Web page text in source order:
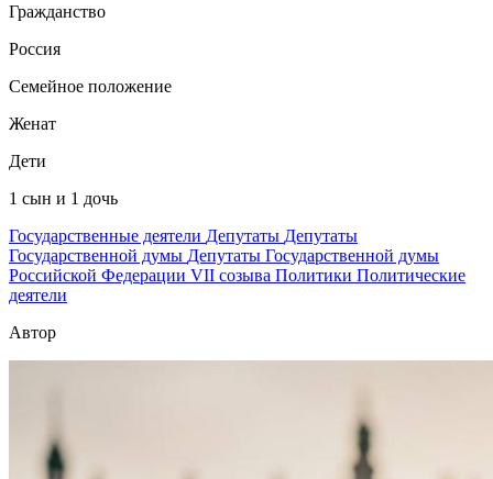
Гражданство
Россия
Семейное положение
Женат
Дети
1 сын и 1 дочь
Государственные деятели Депутаты Депутаты
Государственной думы Депутаты Государственной думы
Российской Федерации VII созыва Политики Политические
деятели
Автор